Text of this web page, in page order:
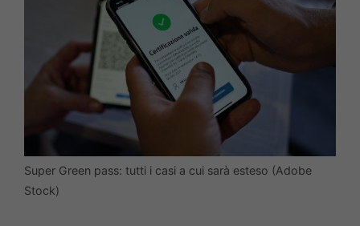
Super Green pass: tutti i casi a cui sarà esteso (Adobe
Stock)